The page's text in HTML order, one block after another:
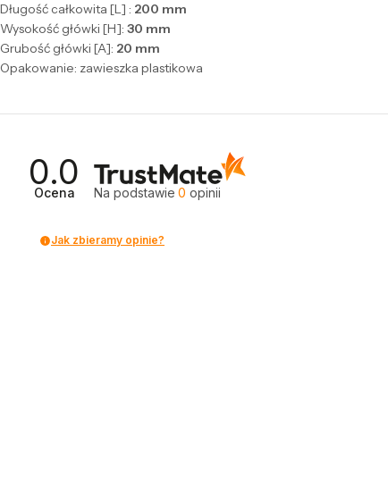
Długość całkowita [L] : 200 mm
Wysokość główki [H]: 30 mm
Grubość główki [A]: 20 mm
Opakowanie: zawieszka plastikowa
0.0
Ocena Na podstawie 0 opinii
Jak zbieramy opinie?